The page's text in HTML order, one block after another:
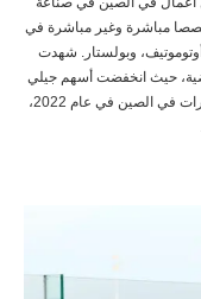
مباشرة وغير مباشرة في
وبولستار. شهدت
السنة الماضية، حيث انخفضت أسهم جيلي
أوتوموتيف. على الرغم من ذلك، ارتفعت مبيعات السيارات في الصين في عام 2022،